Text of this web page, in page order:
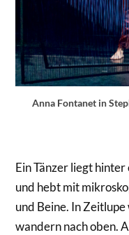
Anna Fontanet in
Ein Tänzer liegt
und hebt mit
und Beine. In
wandern nach oben.